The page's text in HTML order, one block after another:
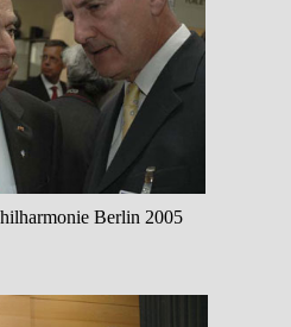
Berlin 2005